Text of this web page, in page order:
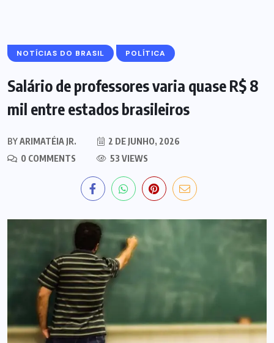
NOTÍCIAS DO BRASIL POLÍTICA
Salário de professores varia quase R$ 8
mil entre estados brasileiros
BYARIMATÉIA JR.
2 DE JUNHO, 2026
0 COMMENTS
53 VIEWS